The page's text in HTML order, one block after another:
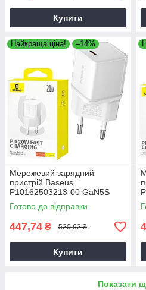
Купити
Найкраща ціна! –14%
Мережевий зарядний
пристрій Baseus
P10162503213-00 GaN5S
QC3.0 (1Type-C/20W) білий,
зарядний пристрій для
телефону
Готово до відправки
447,74 ₴ 520,62 ₴
Купити
Показати